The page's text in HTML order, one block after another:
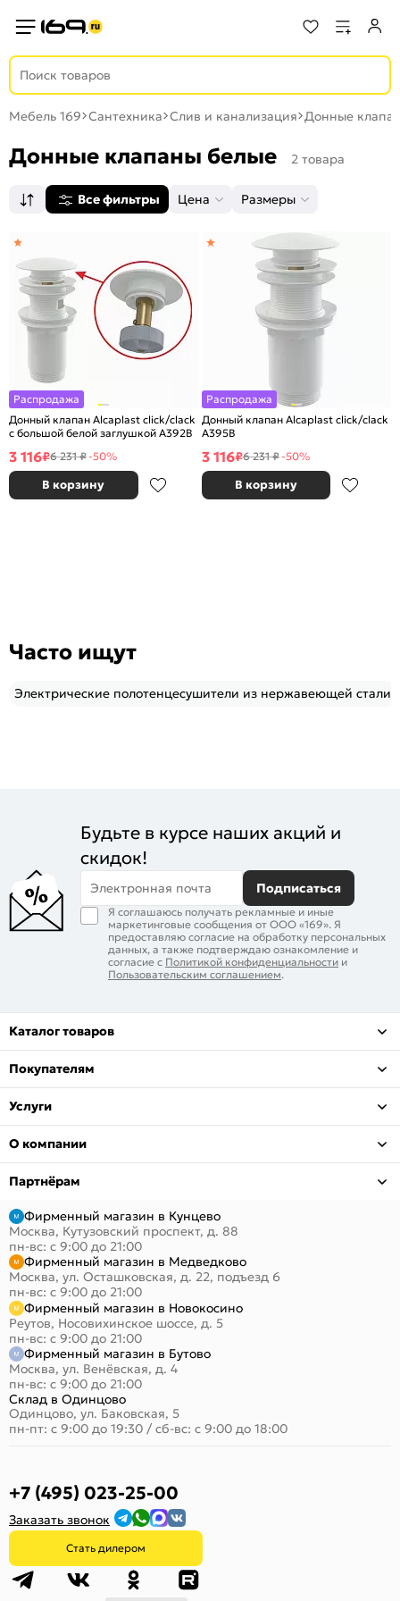
Мебель 169 Сантехника Слив и канализация Донные
Донные клапаны белые 2 товара
Все фильтры Цена Размеры
Распродажа
Донный клапан Alcaplast click/clack
c большой белой заглушкой A392B
3 116₽6 231 ₽-50%
В корзину
Распродажа
Донный клапан Alcaplast click/clack
A395B
3 116₽6 231 ₽-50%
В корзину
Часто ищут
Электрические полотенцесушители из нержавеющей стали
Будьте в курсе наших акций и
скидок!
Электронная почта Подписаться
Я соглашаюсь получать рекламные и иные
маркетинговые сообщения от ООО «169». Я
предоставляю согласие на обработку персональных
данных, а также подтверждаю ознакомление и
согласие с Политикой конфиденциальности и
Пользовательским соглашением.
Каталог товаров
Покупателям
Услуги
О компании
Партнёрам
Фирменный магазин в Кунцево
Москва, Кутузовский проспект, д. 88
пн-вс: с 9:00 до 21:00
Фирменный магазин в Медведково
Москва, ул. Осташковская, д. 22, подъезд 6
пн-вс: с 9:00 до 21:00
Фирменный магазин в Новокосино
Реутов, Носовихинское шоссе, д. 5
пн-вс: с 9:00 до 21:00
Фирменный магазин в Бутово
Москва, ул. Венёвская, д. 4
пн-вс: с 9:00 до 21:00
Склад в Одинцово
Одинцово, ул. Баковская, 5
пн-пт: с 9:00 до 19:30 / сб-вс: с 9:00 до 18:00
+7 (495) 023-25-00
Заказать звонок
Стать дилером